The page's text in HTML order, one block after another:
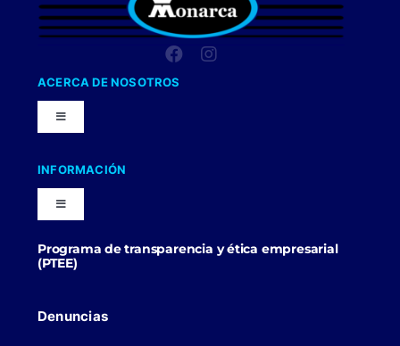
ACERCA DE NOSOTROS
Toggle
Navigation
Nuestra Compañia
Trabaja con nosotros
INFORMACIÓN
Toggle
Navigation
BlogPrograma de transparencia y ética empresarial
(PTEE)
Denuncias